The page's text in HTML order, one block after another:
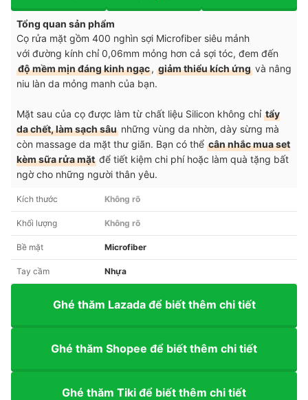
Tổng quan sản phẩm
Cọ rửa mặt gồm 400 nghìn sợi Microfiber siêu mảnh
với đường kính chỉ 0,06mm mỏng hơn cả sợi tóc, đem đến
độ mềm mịn đáng kinh ngạc, giảm thiểu kích ứng và nâng
niu làn da mỏng manh của bạn.
Mặt sau của cọ được làm từ chất liệu Silicon không chỉ tẩy
da chết, làm sạch sâu những vùng da nhờn, dày sừng mà
còn massage da mặt thư giãn. Bạn có thể cân nhắc mua set
kèm sữa rửa mặt để tiết kiệm chi phí hoặc làm quà tặng bất
ngờ cho những người thân yêu.
Kích thước Không rõ
Khối lượng Không rõ
Bề mặt Microfiber
Tay cầm Nhựa
Ghé thăm Lazada để biết thêm chi tiết
Ghé thăm Shopee để biết thêm chi tiết
Ghé thăm Tiki để biết thêm chi tiết